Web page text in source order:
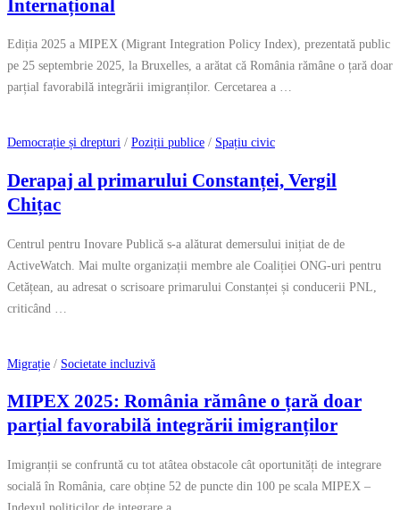
Internațional
Ediția 2025 a MIPEX (Migrant Integration Policy Index), prezentată public
pe 25 septembrie 2025, la Bruxelles, a arătat că România rămâne o țară doar
parțial favorabilă integrării imigranților. Cercetarea a …
Democrație și drepturi / Poziții publice / Spațiu civic
Derapaj al primarului Constanței, Vergil
Chițac
Centrul pentru Inovare Publică s-a alăturat demersului inițiat de de
ActiveWatch. Mai multe organizații membre ale Coaliției ONG-uri pentru
Cetățean, au adresat o scrisoare primarului Constanței și conducerii PNL,
criticând …
Migrație / Societate incluzivă
MIPEX 2025: România rămâne o țară doar
parțial favorabilă integrării imigranților
Imigranții se confruntă cu tot atâtea obstacole cât oportunități de integrare
socială în România, care obține 52 de puncte din 100 pe scala MIPEX –